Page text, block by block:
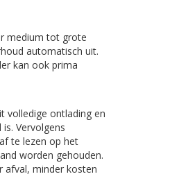
medium tot grote
automatisch uit.
kan ook prima
volledige ontlading en
Vervolgens
te lezen op het
worden gehouden.
afval, minder kosten